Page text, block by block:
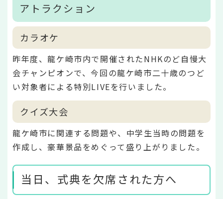
アトラクション
カラオケ
昨年度、龍ケ崎市内で開催されたNHKのど自慢大
会チャンピオンで、今回の龍ケ崎市二十歳のつど
い対象者による特別LIVEを行いました。
クイズ大会
龍ケ崎市に関連する問題や、中学生当時の問題を
作成し、豪華景品をめぐって盛り上がりました。
当日、式典を欠席された方へ